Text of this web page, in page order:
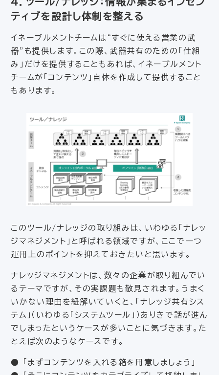
ティブを設計し体制を整える
イネーブルメントチームは“すぐに使える営業の武
器”も提供します。この際、武器共有のための「仕組
み」だけを提供することもあれば、イネーブルメント
チームが「コンテンツ」自体を作成して提供すること
もあります。
このツール/ナレッジの取り組みは、いわゆる「ナレッ
ジマネジメント」と呼ばれる領域ですが、ここで一つ
運用上のポイントを抑えておきたいと思います。
ナレッジマネジメントは、数々の企業が取り組んでい
るテーマですが、その実課題も散見されます。うまく
いかない理由を紐解いていくと、「ナレッジ共有シス
テム」（いわゆる「システムツール」）ありきで話が進ん
でしまったというケースが多いことに気づきます。た
とえば次のようなケースです。
● 「まずコンテンツを入れる箱を用意しましょう」